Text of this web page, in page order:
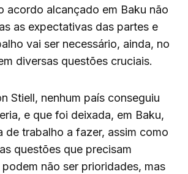
acordo alcançado em Baku não
as expectativas das partes e
vai ser necessário, ainda, no
diversas questões cruciais.
Stiell, nenhum país conseguiu
e que foi deixada, em Baku,
de trabalho a fazer, assim como
questões que precisam
não ser prioridades, mas